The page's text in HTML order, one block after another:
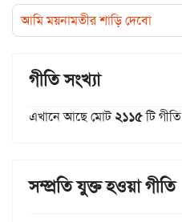
আমি ময়নামতীর শাড়ি দেবো
গীতি সংখ্যা
এখানে আছে মোট২১১৫টি গীতি
সম্প্রতি যুক্ত হওয়া গীতি